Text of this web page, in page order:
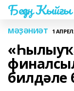
Беҙҙең Ҡыйғы
МӘҘӘНИӘТ 1
билдәле